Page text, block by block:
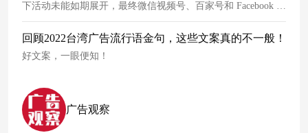
下活动未能如期展开，最终微信视频号、百家号和 Facebook 平
台等线上直播方式成功举办。
回顾2022台湾广告流行语金句，这些文案真的不一般！
好文案，一眼便知！
广告观察